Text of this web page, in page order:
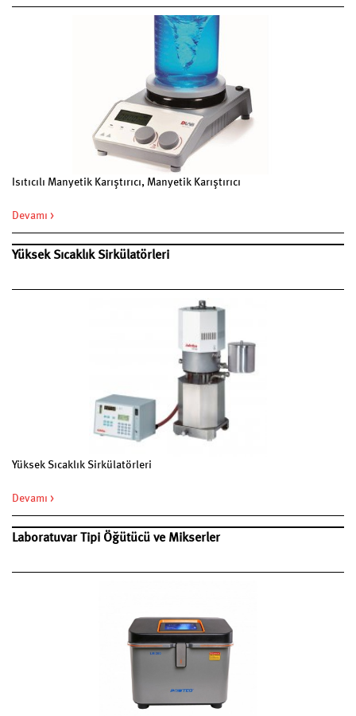
Isıtıcılı Manyetik Karıştırıcı, Manyetik Karıştırıcı
Devamı >
Yüksek Sıcaklık Sirkülatörleri
Yüksek Sıcaklık Sirkülatörleri
Devamı >
Laboratuvar Tipi Öğütücü ve Mikserler